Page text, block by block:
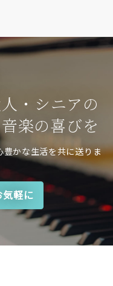
・シニアの
楽の喜びを
豊かな生活を共に送りま
気軽に